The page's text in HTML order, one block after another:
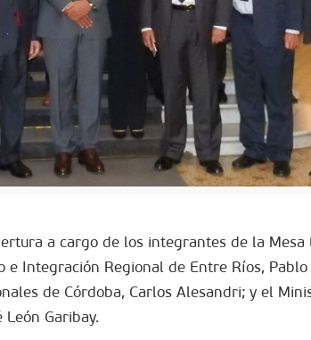
a cargo de los integrantes de la Mesa
Integración Regional de Entre Ríos,
de Córdoba, Carlos Alesandri; y el
Garibay.